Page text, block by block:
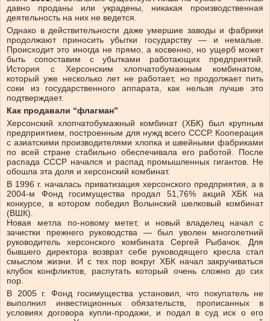
давно проданы или украдены, никакая производственная
деятельность на них не ведется.
Однако в действительности даже умершие заводы и фабрики
продолжают приносить убытки государству — и немалые.
Происходит это иногда не прямо, а косвенно, но ущерб может
быть сопоставим с убытками работающих предприятий.
История с Херсонским хлопчатобумажным комбинатом,
который уже несколько лет не работает, но продолжает пить
соки из государственного аппарата, как нельзя лучше это
подтверждает.
Как продавали “флагман”
Херсонский хлопчатобумажный комбинат (ХБК) был крупным
предприятием, построенным для нужд всего СССР. Кооперация
с азиатскими производителями хлопка и швейными фабриками
по всей стране стабильно обеспечивала его работой. После
распада СССР начался и распад промышленных гигантов. Не
обошла эта доля и херсонский комбинат.
В 1996 г. началась приватизация херсонского предприятия, а в
2004-м Фонд госимущества продал 51,76% акций ХБК на
конкурсе, в котором победил Волынский шелковый комбинат
(ВШК).
Новая метла по-новому метет, и новый владелец начал с
зачистки прежнего руководства — был уволен многолетний
руководитель херсонского комбината Сергей Рыбачок. Для
бывшего директора возврат себе руководящего кресла стал
смыслом жизни. И с тех пор вокруг ХБК начал закручиваться
клубок конфликтов, распутать который очень сложно до сих
пор.
В 2005 г. Фонд госимущества установил, что покупатель не
выполнил инвестиционных обязательств, прописанных в
условиях договора купли-продажи, и подал в суд иск о его